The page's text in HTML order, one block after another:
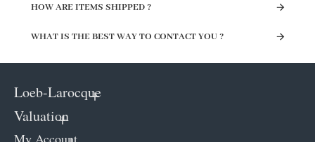
HOW ARE ITEMS SHIPPED ?
WHAT IS THE BEST WAY TO CONTACT YOU ?
Loeb-Larocque
Valuation
My Account